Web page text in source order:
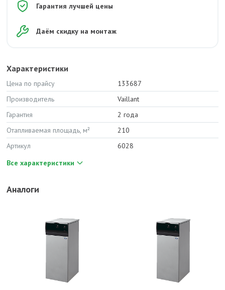
Гарантия лучшей цены
Даём скидку на монтаж
Характеристики
Цена по прайсу
133687
Производитель
Vaillant
Гарантия
2 года
Отапливаемая площадь, м²
210
Артикул
6028
Все характеристики
Аналоги